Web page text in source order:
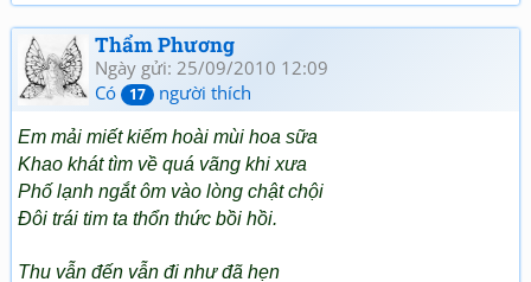
Thẩm Phương
Ngày gửi: 25/09/2010 12:09
Có
17 người thích
Em mải miết kiếm hoài mùi hoa sữa
Khao khát tìm về quá vãng khi xưa
Phố lạnh ngắt ôm vào lòng chật chội
Đôi trái tim ta thổn thức bồi hồi.
Thu vẫn đến vẫn đi như đã hẹn